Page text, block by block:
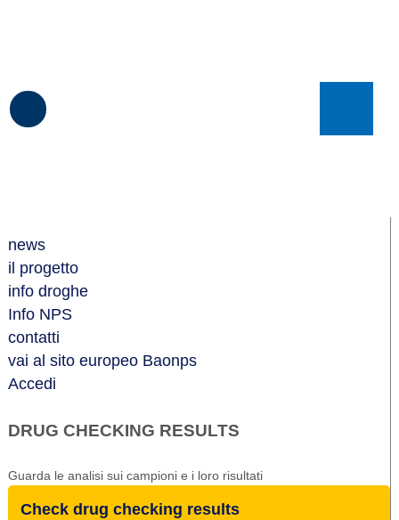
news
il progetto
info droghe
Info NPS
contatti
vai al sito europeo Baonps
Accedi
DRUG CHECKING RESULTS
Guarda le analisi sui campioni e i loro risultati
Check drug checking results